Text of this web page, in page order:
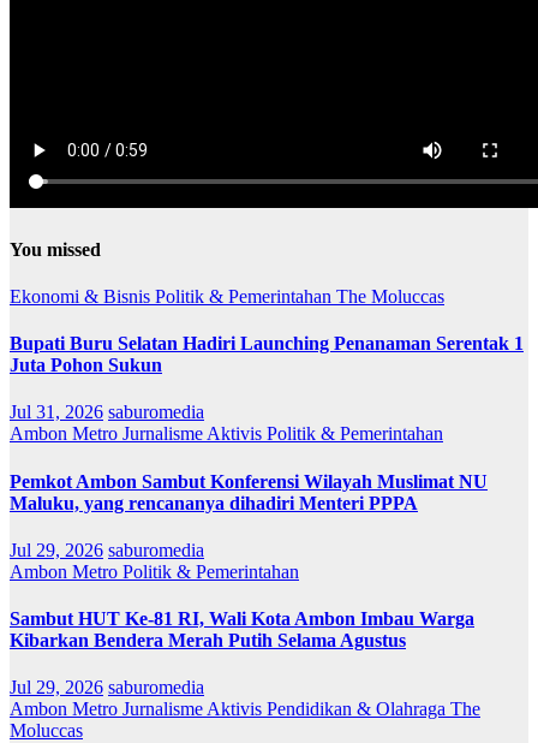
You missed
Ekonomi & Bisnis Politik & Pemerintahan The Moluccas
Bupati Buru Selatan Hadiri Launching Penanaman Serentak 1
Juta Pohon Sukun
Jul 31, 2026 saburomedia
Ambon Metro Jurnalisme Aktivis Politik & Pemerintahan
Pemkot Ambon Sambut Konferensi Wilayah Muslimat NU
Maluku, yang rencananya dihadiri Menteri PPPA
Jul 29, 2026 saburomedia
Ambon Metro Politik & Pemerintahan
Sambut HUT Ke-81 RI, Wali Kota Ambon Imbau Warga
Kibarkan Bendera Merah Putih Selama Agustus
Jul 29, 2026 saburomedia
Ambon Metro Jurnalisme Aktivis Pendidikan & Olahraga The
Moluccas